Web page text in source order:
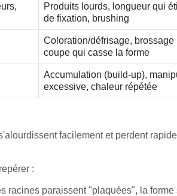
Produits lourds, longueur qui
de fixation, brushing
Coloration/défrisage, brossage
coupe qui casse la forme
Accumulation (build-up),
excessive, chaleur répétée
facilement et perdent
:
racines paraissent "plaquées", la forme